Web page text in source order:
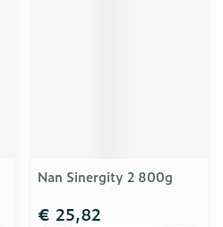
Nan Sinergity 2 800g
€ 25,82